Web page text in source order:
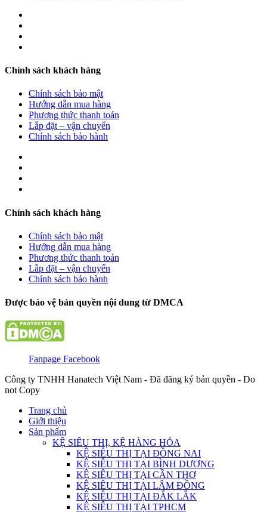
Chính sách khách hàng
Chính sách bảo mật
Hướng dẫn mua hàng
Phương thức thanh toán
Lắp đặt – vận chuyển
Chính sách bảo hành
Chính sách khách hàng
Chính sách bảo mật
Hướng dẫn mua hàng
Phương thức thanh toán
Lắp đặt – vận chuyển
Chính sách bảo hành
Được bảo vệ bản quyền nội dung từ DMCA
Fanpage Facebook
Công ty TNHH Hanatech Việt Nam - Đã đăng ký bản quyền - Do
not Copy
Trang chủ
Giới thiệu
Sản phẩm
KỆ SIÊU THỊ, KỆ HÀNG HÓA
KỆ SIÊU THỊ TẠI ĐỒNG NAI
KỆ SIÊU THỊ TẠI BÌNH DƯƠNG
KỆ SIÊU THỊ TẠI CẦN THƠ
KỆ SIÊU THỊ TẠI LÂM ĐỒNG
KỆ SIÊU THỊ TẠI ĐẮK LẮK
KỆ SIÊU THỊ TẠI TPHCM